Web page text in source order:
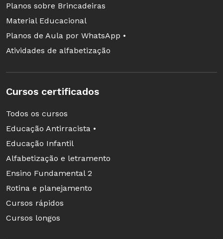
Planos sobre Brincadeiras
Material Educacional
Planos de Aula por WhatsApp •
Atividades de alfabetização
Cursos certificados
Todos os cursos
Educação Antirracista •
Educação Infantil
Alfabetização e letramento
Ensino Fundamental 2
Rotina e planejamento
Cursos rápidos
Cursos longos